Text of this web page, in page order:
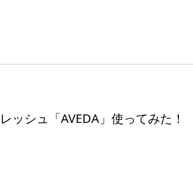
ッシュ「AVEDA」使ってみた！